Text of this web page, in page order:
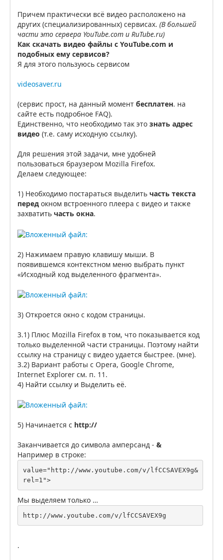
Причем практически всё видео расположено на
других (специализированных) сервисах. (В большей
части это сервера YouTube.com и RuTube.ru)
Как скачать видео файлы с YouTube.com и
подобных ему сервисов?
Я для этого пользуюсь сервисом
videosaver.ru
(сервис прост, на данный момент бесплатен. на
сайте есть подробное FAQ).
Единственно, что необходимо так это знать адрес
видео (т.е. саму исходную ссылку).
Для решения этой задачи, мне удобней
пользоваться браузером Mozilla Firefox.
Делаем следующее:
1) Необходимо постараться выделить часть текста
перед окном встроенного плеера с видео и также
захватить часть окна.
2) Нажимаем правую клавишу мыши. В
появившемся контекстном меню выбрать пункт
«Исходный код выделенного фрагмента».
3) Откроется окно с кодом страницы.
3.1) Плюс Mozilla Firefox в том, что показывается код
только выделенной части страницы. Поэтому найти
ссылку на страницу с видео удается быстрее. (мне).
3.2) Вариант работы с Opera, Google Chrome,
Internet Explorer см. п. 11.
4) Найти ссылку и Выделить её.
5) Начинается с http://
Заканчивается до символа амперсанд - &
Например в строке:
value="http://www.youtube.com/v/lfCCSAVEX9g&
rel=1">
Мы выделяем только …
http://www.youtube.com/v/lfCCSAVEX9g
.